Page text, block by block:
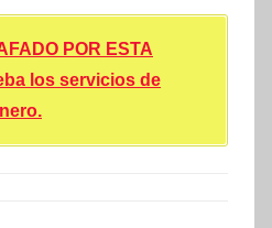
POR ESTA
los servicios de